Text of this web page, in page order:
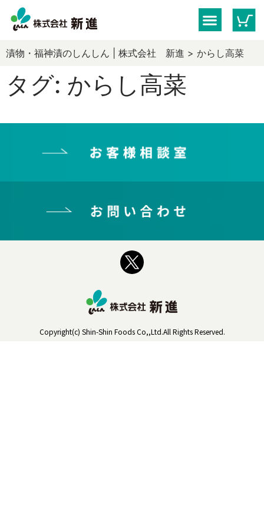
漬物・福神漬のしんしん | 株式会社 新進 > からし高菜
タグ: からし高菜
Copyright(c) Shin-Shin Foods Co,,Ltd.All Rights Reserved.